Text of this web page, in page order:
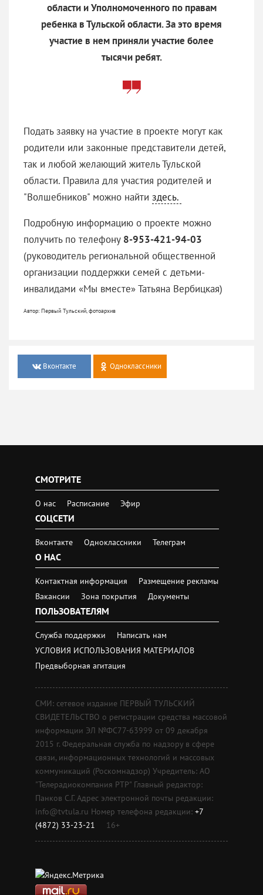
области и Уполномоченного по правам
ребенка в Тульской области. За это время
участие в нем приняли участие более
тысячи ребят.
Подать заявку на участие в проекте могут как
родители или законные представители детей,
так и любой желающий житель Тульской
области. Правила для участия родителей и
"Волшебников" можно найти здесь.
Подробную информацию о проекте можно
получить по телефону 8-953-421-94-03
(руководитель региональной общественной
организации поддержки семей с детьми-
инвалидами «Мы вместе» Татьяна Вербицкая)
Автор: Первый Тульский, фотоархив
Вконтакте Одноклассники
СМОТРИТЕ
О нас Расписание Эфир
СОЦСЕТИ
Вконтакте Одноклассники Телеграм
О НАС
Контактная информация
Размещение рекламы
Вакансии
Зона покрытия Документы
ПОЛЬЗОВАТЕЛЯМ
Служба поддержки
Написать нам
УСЛОВИЯ ИСПОЛЬЗОВАНИЯ МАТЕРИАЛОВ
Предвыборная агитация
СМИ: сетевое издание ПЕРВЫЙ ТУЛЬСКИЙ
СВИДЕТЕЛЬСТВО о регистрации средства массовой
информации ЭЛ №ФС77-63999 от 09 декабря
2015 г. Федеральная служба по надзору в сфере
связи, информационных технологий и массовых
коммуникаций (Роскомнадзор) Учредитель: АО
"Телерадиокомпания РТР" Главный редактор:
Панков С.Г. Адрес электронной почты редакции:
info@tvtula.ru Номер телефона редакции: +7
(4872) 33-23-21
16+